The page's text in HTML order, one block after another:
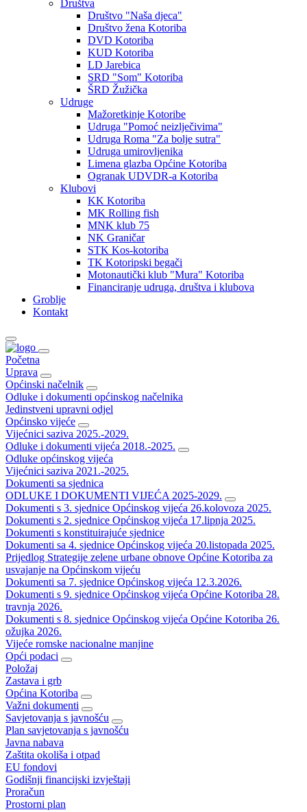
Društva
Društvo "Naša djeca"
Društvo žena Kotoriba
DVD Kotoriba
KUD Kotoriba
LD Jarebica
SRD "Som" Kotoriba
ŠRD Žužička
Udruge
Mažoretkinje Kotoribe
Udruga "Pomoć neizlječivima"
Udruga Roma "Za bolje sutra"
Udruga umirovljenika
Limena glazba Općine Kotoriba
Ogranak UDVDR-a Kotoriba
Klubovi
KK Kotoriba
MK Rolling fish
MNK klub 75
NK Graničar
STK Kos-kotoriba
TK Kotoripski begači
Motonautički klub "Mura" Kotoriba
Financiranje udruga, društva i klubova
Groblje
Kontakt
Početna
Uprava
Općinski načelnik
Odluke i dokumenti općinskog načelnika
Jedinstveni upravni odjel
Općinsko vijeće
Vijećnici saziva 2025.-2029.
Odluke i dokumenti vijeća 2018.-2025.
Odluke općinskog vijeća
Vijećnici saziva 2021.-2025.
Dokumenti sa sjednica
ODLUKE I DOKUMENTI VIJEĆA 2025-2029.
Dokumenti s 3. sjednice Općinskog vijeća 26.kolovoza 2025.
Dokumenti s 2. sjednice Općinskog vijeća 17.lipnja 2025.
Dokumenti s konstituirajuće sjednice
Dokumenti sa 4. sjednice Općinskog vijeća 20.listopada 2025.
Prijedlog Strategije zelene urbane obnove Općine Kotoriba za
usvajanje na Općinskom vijeću
Dokumenti sa 7. sjednice Općinskog vijeća 12.3.2026.
Dokumenti s 9. sjednice Općinskog vijeća Općine Kotoriba 28.
travnja 2026.
Dokumenti s 8. sjednice Općinskog vijeća Općine Kotoriba 26.
ožujka 2026.
Vijeće romske nacionalne manjine
Opći podaci
Položaj
Zastava i grb
Općina Kotoriba
Važni dokumenti
Savjetovanja s javnošću
Plan savjetovanja s javnošću
Javna nabava
Zaštita okoliša i otpad
EU fondovi
Godišnji financijski izvještaji
Proračun
Prostorni plan